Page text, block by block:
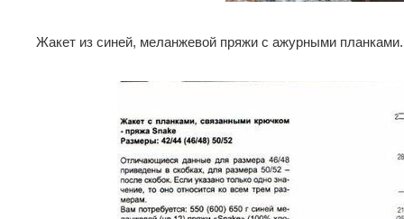
Жакет из синей, меланжевой пряжи с ажурными планками.